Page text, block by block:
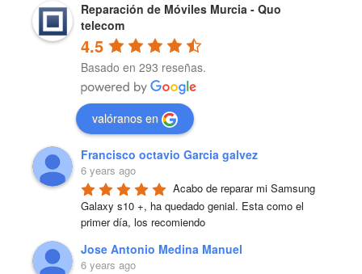
Reparación de Móviles Murcia - Quo
telecom
4.5
Basado en 293 reseñas.
valóranos en
Francisco octavio Garcia galvez
6 years ago
Acabo de reparar mi Samsung
Galaxy s10 +, ha quedado genial. Esta como el
primer día, los recomiendo
Jose Antonio Medina Manuel
6 years ago